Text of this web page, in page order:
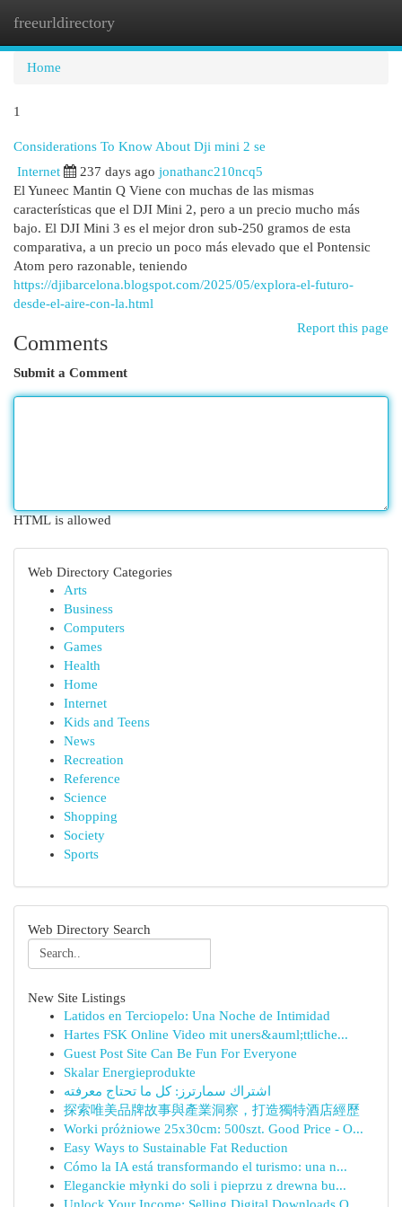
freeurldirectory
Home
1
Considerations To Know About Dji mini 2 se
Internet 237 days ago jonathanc210ncq5
El Yuneec Mantin Q Viene con muchas de las mismas
características que el DJI Mini 2, pero a un precio mucho más
bajo. El DJI Mini 3 es el mejor dron sub-250 gramos de esta
comparativa, a un precio un poco más elevado que el Pontensic
Atom pero razonable, teniendo
https://djibarcelona.blogspot.com/2025/05/explora-el-futuro-
desde-el-aire-con-la.html
Report this page
Comments
Submit a Comment
HTML is allowed
Web Directory Categories
Arts
Business
Computers
Games
Health
Home
Internet
Kids and Teens
News
Recreation
Reference
Science
Shopping
Society
Sports
Web Directory Search
New Site Listings
Latidos en Terciopelo: Una Noche de Intimidad
Hartes FSK Online Video mit uners&auml;ttliche...
Guest Post Site Can Be Fun For Everyone
Skalar Energieprodukte
اشتراك سمارترز: كل ما تحتاج معرفته
探索唯美品牌故事與產業洞察，打造獨特酒店經歷
Worki próżniowe 25x30cm: 500szt. Good Price - O...
Easy Ways to Sustainable Fat Reduction
Cómo la IA está transformando el turismo: una n...
Eleganckie młynki do soli i pieprzu z drewna bu...